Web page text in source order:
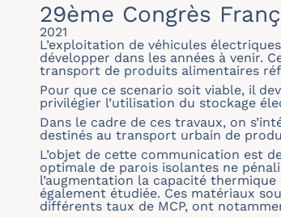
29ème Congrès
2021
L’exploitation de véhicules
développer dans les années à venir.
transport de produits alimentaires
Pour que ce scenario soit viable, il
privilégier l’utilisation du stockage
Dans le cadre de ces travaux, on
destinés au transport urbain de
L’objet de cette communication est
optimale de parois isolantes ne
l’augmentation la capacité
également étudiée. Ces matériaux
différents taux de MCP, ont